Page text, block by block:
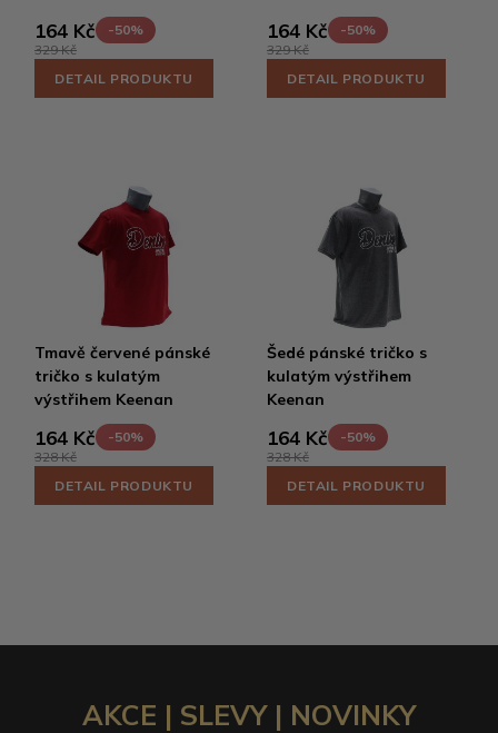
164 Kč
-50%
329 Kč
DETAIL PRODUKTU
164 Kč
-50%
329 Kč
DETAIL PRODUKTU
Tmavě červené pánské
tričko s kulatým
výstřihem Keenan
164 Kč
-50%
328 Kč
DETAIL PRODUKTU
Šedé pánské tričko s
kulatým výstřihem
Keenan
164 Kč
-50%
328 Kč
DETAIL PRODUKTU
AKCE | SLEVY | NOVINKY